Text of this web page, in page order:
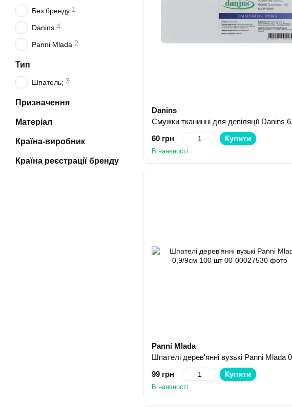
Danins
60 грн
Купити
В наявності
Panni Mlada
99 грн
Купити
В наявності
Без бренду 1
Danins 4
Panni Mlada 2
Тип
Шпатель; 3
Призначення
Матеріал
Країна-виробник
Країна реєстрації бренду